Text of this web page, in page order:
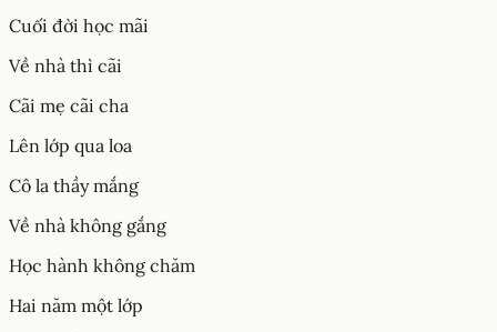
Cuối đời học mãi
Về nhà thì cãi
Cãi mẹ cãi cha
Lên lớp qua loa
Cô la thầy mắng
Về nhà không gắng
Học hành không chăm
Hai năm một lớp